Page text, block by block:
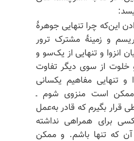
این‌که چرا تنهایی جوهرهٔ
و زمینهٔ مشترک ترور
انزوا و تنهایی از یک‌سو و
خلوت از سوی دیگر تفاوت
و تنهایی مفاهیم یکسانی
است منزوی شوم ـ
قرار بگیرم که قادر به‌عمل
برای همراهی نداشته
که تنها باشم. و ممکن